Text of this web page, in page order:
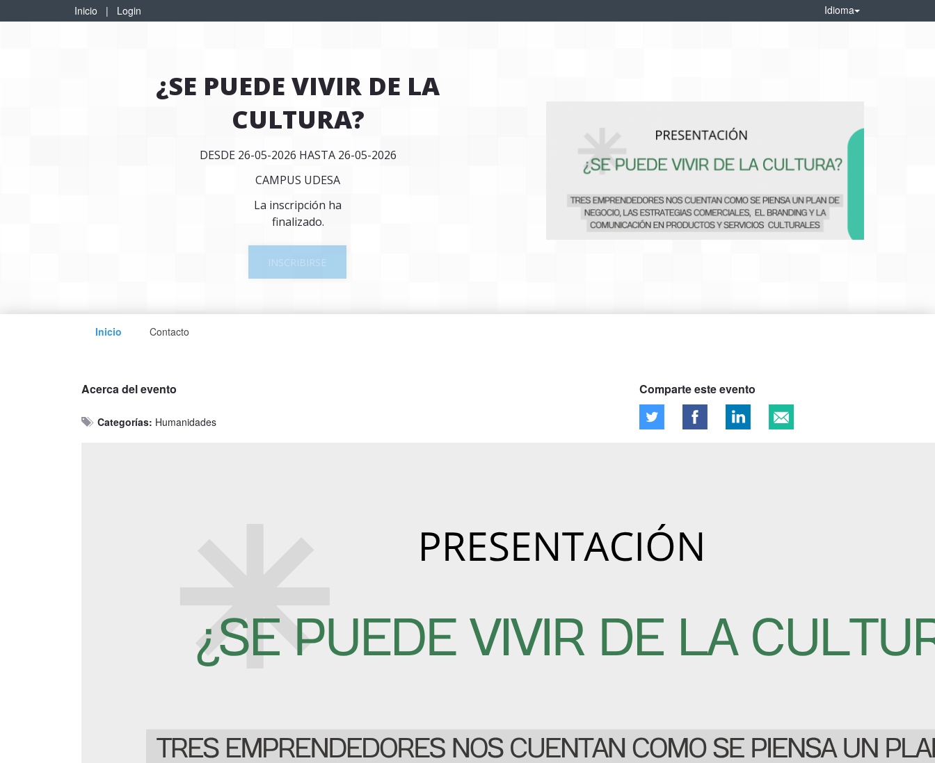
Inicio | Login Idioma
¿SE PUEDE VIVIR DE LA
CULTURA?
DESDE 26-05-2026 HASTA 26-05-2026
CAMPUS UDESA
La inscripción ha
finalizado.
INSCRIBIRSE
Inicio Contacto
Acerca del evento
Categorías: Humanidades
Comparte este evento